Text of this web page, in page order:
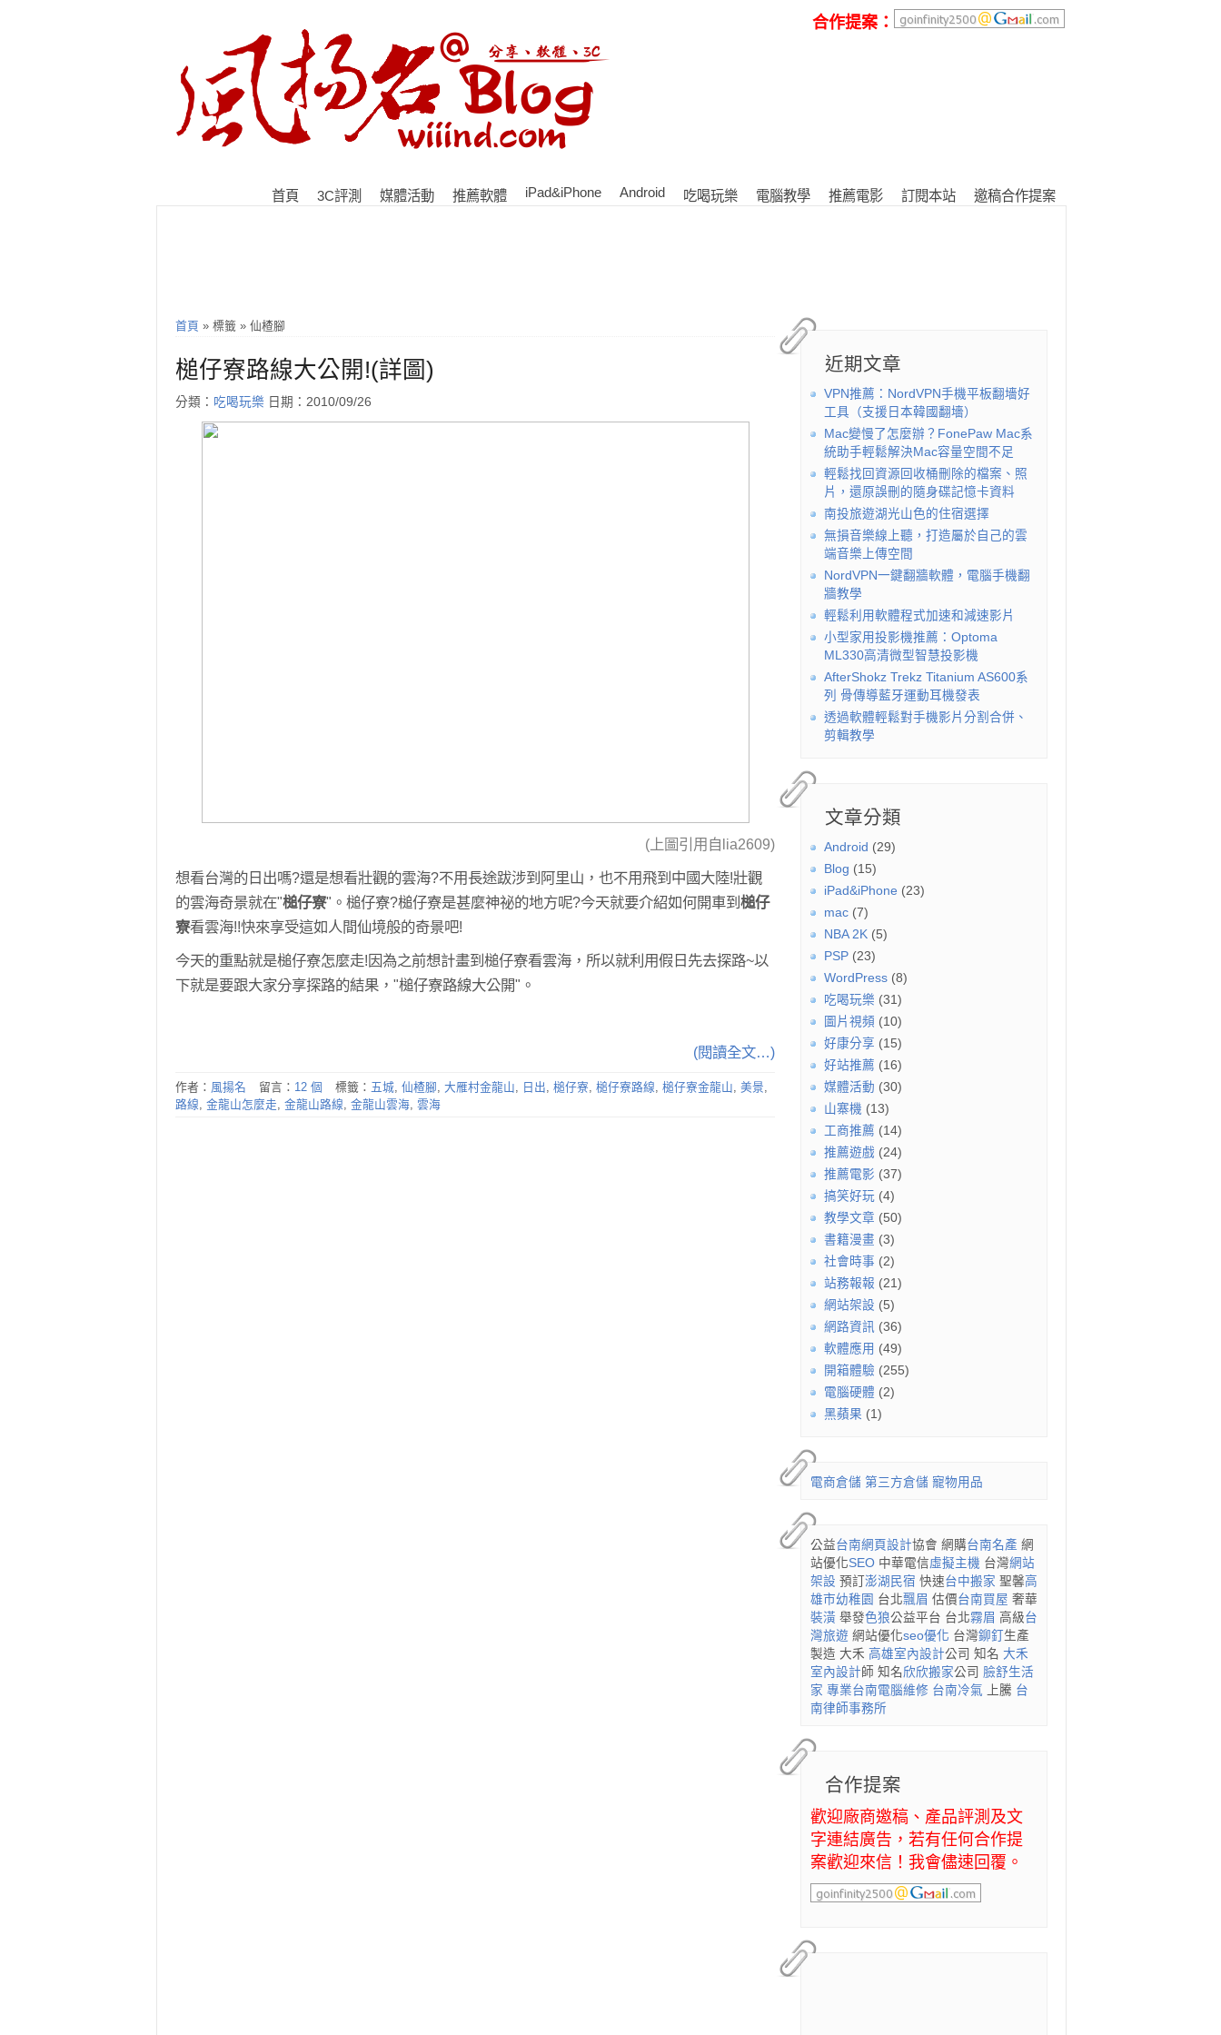
合作提案：
首頁 3C評測 媒體活動 推薦軟體 iPad&iPhone Android 吃喝玩樂 電腦教學 推薦電影 訂閱本站 邀稿合作提案
近期文章
VPN推薦：NordVPN手機平板翻墻好
工具（支援日本韓國翻墻）
Mac變慢了怎麼辦？FonePaw Mac系
統助手輕鬆解決Mac容量空間不足
輕鬆找回資源回收桶刪除的檔案、照
片，還原誤刪的隨身碟記憶卡資料
南投旅遊湖光山色的住宿選擇
無損音樂線上聽，打造屬於自己的雲
端音樂上傳空間
NordVPN一鍵翻牆軟體，電腦手機翻
牆教學
輕鬆利用軟體程式加速和減速影片
小型家用投影機推薦：Optoma
ML330高清微型智慧投影機
AfterShokz Trekz Titanium AS600系
列 骨傳導藍牙運動耳機發表
透過軟體輕鬆對手機影片分割合併、
剪輯教學
文章分類
Android (29)
Blog (15)
iPad&iPhone (23)
mac (7)
NBA 2K (5)
PSP (23)
WordPress (8)
吃喝玩樂 (31)
圖片視頻 (10)
好康分享 (15)
好站推薦 (16)
媒體活動 (30)
山寨機 (13)
工商推薦 (14)
推薦遊戲 (24)
推薦電影 (37)
搞笑好玩 (4)
教學文章 (50)
書籍漫畫 (3)
社會時事 (2)
站務報報 (21)
網站架設 (5)
網路資訊 (36)
軟體應用 (49)
開箱體驗 (255)
電腦硬體 (2)
黑蘋果 (1)
電商倉儲 第三方倉儲 寵物用品
公益台南網頁設計協會 網購台南名產 網
站優化SEO 中華電信虛擬主機 台灣網站
架設 預訂 澎湖民宿 快速台中搬家 聖馨高
雄市幼稚園 台北飄眉 估價台南買屋 奢華
裝潢 舉發色狼公益平台 台北霧眉 高級台
灣旅遊 網站優化seo優化 台灣鉚釘 生產
製造 大禾 高雄室內設計公司 知名 大禾
室內設計 師 知名欣欣搬家公司 臉舒生活
家 專業台南電腦維修 台南冷氣 上騰 台
南律師事務所
合作提案
歡迎廠商邀稿、產品評測及文
字連結廣告，若有任何合作提
案歡迎來信！我會儘速回覆。
首頁 » 標籤 » 仙楂腳
槌仔寮路線大公開!(詳圖)
分類： 吃喝玩樂 日期：2010/09/26
(上圖引用自lia2609)
想看台灣的日出嗎?還是想看壯觀的雲海?不用長途跋涉到阿里山，也不用飛到中國大陸!壯觀
的雲海奇景就在"槌仔寮"。槌仔寮?槌仔寮是甚麼神祕的地方呢?今天就要介紹如何開車到 槌仔
寮看雲海!!快來享受這如人間仙境般的奇景吧!
今天的重點就是槌仔寮怎麼走!因為之前想計畫到槌仔寮看雲海，所以就利用假日先去探路~以
下就是要跟大家分享探路的結果，"槌仔寮路線大公開"。
(閱讀全文…)
作者： 風揚名 留言： 12 個 標籤： 五城, 仙楂腳, 大雁村金龍山, 日出, 槌仔寮, 槌仔寮路線, 槌仔寮金龍山, 美景,
路線, 金龍山怎麼走, 金龍山路線, 金龍山雲海, 雲海